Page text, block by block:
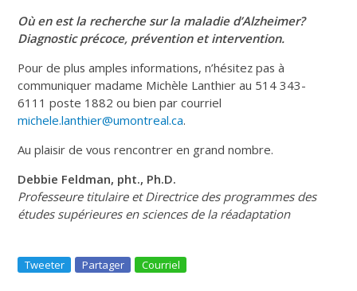
Où en est la recherche sur la maladie d’Alzheimer?
Diagnostic précoce, prévention et intervention.
Pour de plus amples informations, n’hésitez pas à
communiquer madame Michèle Lanthier au 514 343-
6111 poste 1882 ou bien par courriel
michele.lanthier@umontreal.ca.
Au plaisir de vous rencontrer en grand nombre.
Debbie Feldman, pht., Ph.D.
Professeure titulaire et Directrice des programmes des
études supérieures en sciences de la réadaptation
Tweeter Partager Courriel